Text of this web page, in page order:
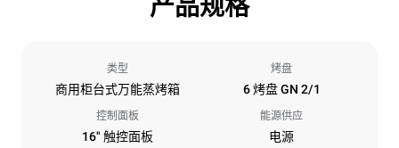
类型
商用柜台式万能蒸烤箱
烤盘
6 烤盘 GN 2/1
控制面板
16" 触控面板
能源供应
电源